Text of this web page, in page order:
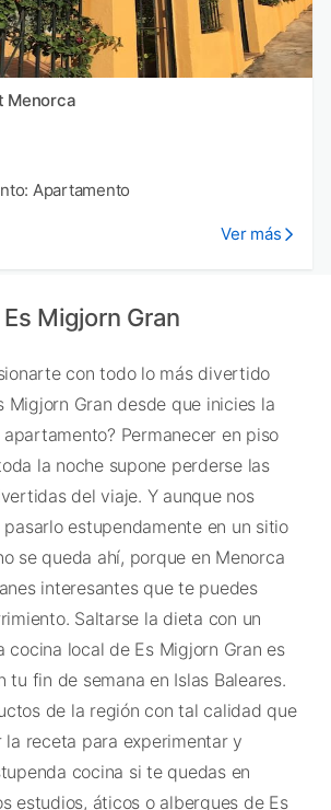
Menorca
Apartamento
Ver más
Migjorn Gran
con todo lo más divertido
Migjorn Gran desde que inicies la
Permanecer en piso
la noche supone perderse las
del viaje. Y aunque nos
estupendamente en un sitio
se queda ahí, porque en Menorca
interesantes que te puedes
Saltarse la dieta con un
cocina local de Es Migjorn Gran es
tu fin de semana en Islas Baleares.
de la región con tal calidad que
la receta para experimentar y
cocina si te quedas en
estudios, áticos o albergues de Es